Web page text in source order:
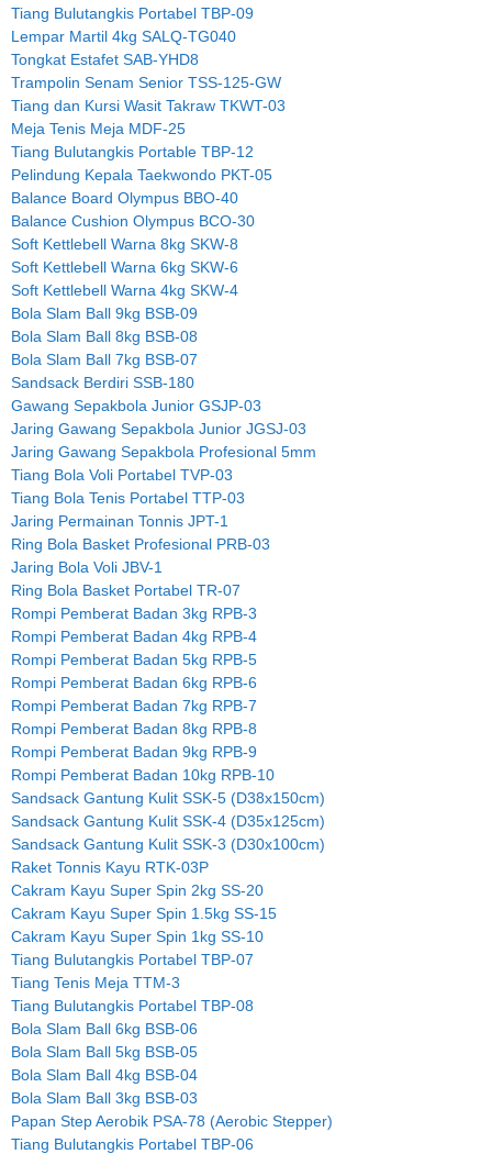
Tiang Bulutangkis Portabel TBP-09
Lempar Martil 4kg SALQ-TG040
Tongkat Estafet SAB-YHD8
Trampolin Senam Senior TSS-125-GW
Tiang dan Kursi Wasit Takraw TKWT-03
Meja Tenis Meja MDF-25
Tiang Bulutangkis Portable TBP-12
Pelindung Kepala Taekwondo PKT-05
Balance Board Olympus BBO-40
Balance Cushion Olympus BCO-30
Soft Kettlebell Warna 8kg SKW-8
Soft Kettlebell Warna 6kg SKW-6
Soft Kettlebell Warna 4kg SKW-4
Bola Slam Ball 9kg BSB-09
Bola Slam Ball 8kg BSB-08
Bola Slam Ball 7kg BSB-07
Sandsack Berdiri SSB-180
Gawang Sepakbola Junior GSJP-03
Jaring Gawang Sepakbola Junior JGSJ-03
Jaring Gawang Sepakbola Profesional 5mm
Tiang Bola Voli Portabel TVP-03
Tiang Bola Tenis Portabel TTP-03
Jaring Permainan Tonnis JPT-1
Ring Bola Basket Profesional PRB-03
Jaring Bola Voli JBV-1
Ring Bola Basket Portabel TR-07
Rompi Pemberat Badan 3kg RPB-3
Rompi Pemberat Badan 4kg RPB-4
Rompi Pemberat Badan 5kg RPB-5
Rompi Pemberat Badan 6kg RPB-6
Rompi Pemberat Badan 7kg RPB-7
Rompi Pemberat Badan 8kg RPB-8
Rompi Pemberat Badan 9kg RPB-9
Rompi Pemberat Badan 10kg RPB-10
Sandsack Gantung Kulit SSK-5 (D38x150cm)
Sandsack Gantung Kulit SSK-4 (D35x125cm)
Sandsack Gantung Kulit SSK-3 (D30x100cm)
Raket Tonnis Kayu RTK-03P
Cakram Kayu Super Spin 2kg SS-20
Cakram Kayu Super Spin 1.5kg SS-15
Cakram Kayu Super Spin 1kg SS-10
Tiang Bulutangkis Portabel TBP-07
Tiang Tenis Meja TTM-3
Tiang Bulutangkis Portabel TBP-08
Bola Slam Ball 6kg BSB-06
Bola Slam Ball 5kg BSB-05
Bola Slam Ball 4kg BSB-04
Bola Slam Ball 3kg BSB-03
Papan Step Aerobik PSA-78 (Aerobic Stepper)
Tiang Bulutangkis Portabel TBP-06